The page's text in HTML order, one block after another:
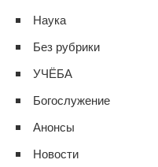
Наука
Без рубрики
УЧЁБА
Богослужение
Анонсы
Новости